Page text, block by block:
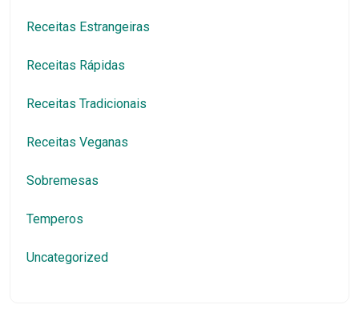
Receitas Estrangeiras
Receitas Rápidas
Receitas Tradicionais
Receitas Veganas
Sobremesas
Temperos
Uncategorized